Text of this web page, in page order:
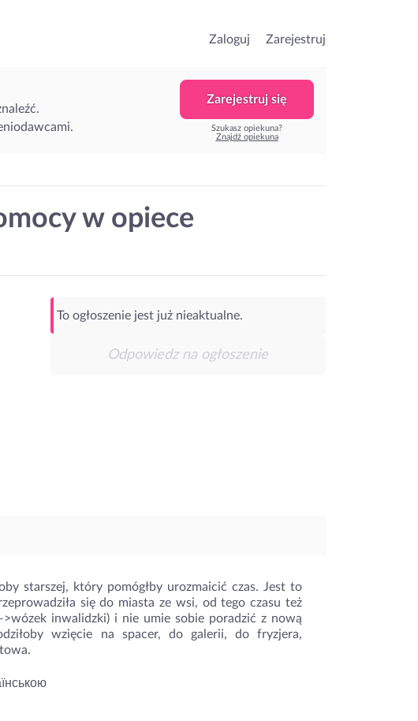
Zaloguj Zarejestruj
Zarejestruj się
Szukasz opiekuna?
Znajdź opiekuna
w opiece
To ogłoszenie jest już nieaktualne.
Odpowiedz na ogłoszenie
starszej, który pomógłby urozmaicić czas. Jest to
się do miasta ze wsi, od tego czasu też
inwalidzki) i nie umie sobie poradzić z nową
wzięcie na spacer, do galerii, do fryzjera,